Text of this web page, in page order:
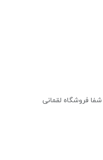
فروشگاه لقمانی